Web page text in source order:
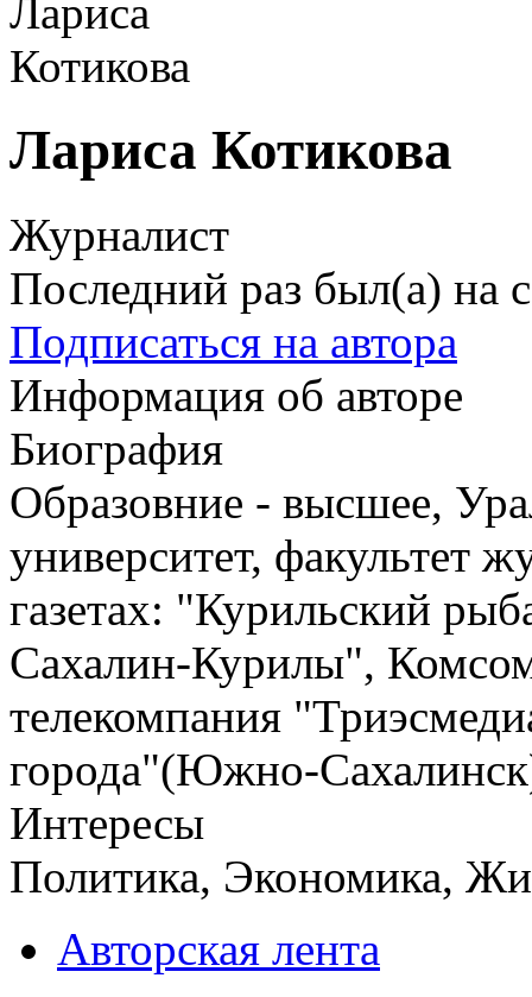
Лариса Котикова
Журналист
Последний раз был(а) на
Подписаться на автора
Информация об авторе
Биография
Образовние - высшее,
университет, факультет
газетах: "Курильский
Сахалин-Курилы",
телекомпания
города"(Южно-
Интересы
Политика, Экономика,
Авторская лента